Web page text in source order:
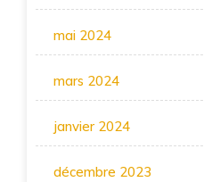
mai 2024
mars 2024
janvier 2024
décembre 2023